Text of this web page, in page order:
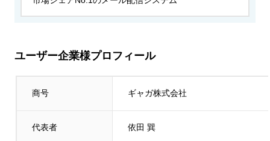
ユーザー企業様プロフィール
商号 ギャガ株式会社
代表者 依田 巽